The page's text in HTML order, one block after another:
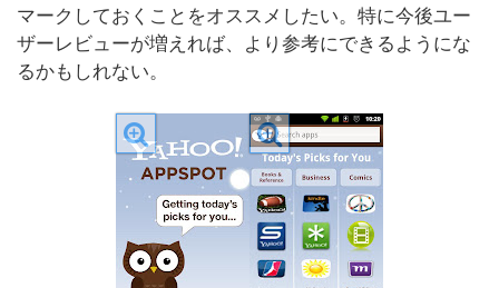
マークしておくことをオススメしたい。特に今後ユー
ザーレビューが増えれば、より参考にできるようにな
るかもしれない。